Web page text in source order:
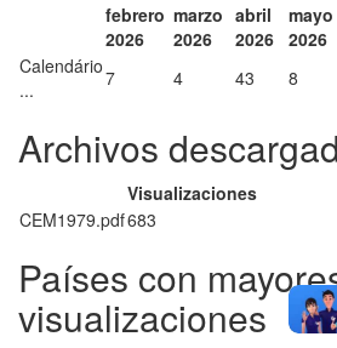
febrero
2026
marzo
2026
abril
2026
mayo
2026
Calendário
...
7 4 43 8
Archivos
Visualizaciones
CEM1979.pdf683
Países con
visualizaciones